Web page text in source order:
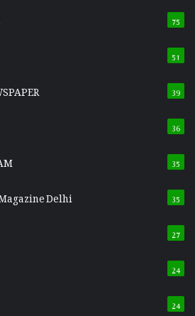
75
51
39
36
35
Delhi 35
27
24
24